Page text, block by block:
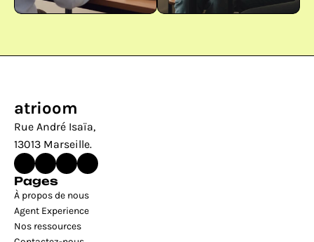
atrioom
Rue André Isaïa,
13013 Marseille.
Pages
À propos de nous
Agent Experience
Nos ressources